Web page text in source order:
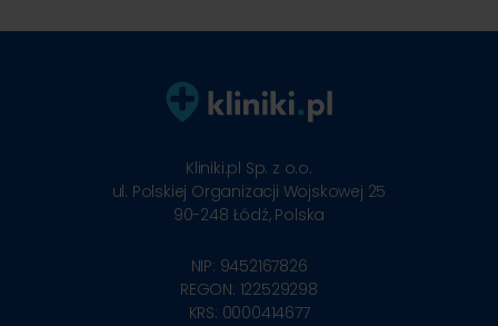
Kliniki.pl Sp. z o.o.
ul. Polskiej Organizacji Wojskowej 25
90-248 Łódź, Polska
NIP: 9452167826
REGON: 122529298
KRS: 0000414677